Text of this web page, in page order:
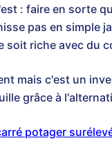
: faire en sorte
pas en simple
soit riche avec du
mais c'est un
grâce à
potager